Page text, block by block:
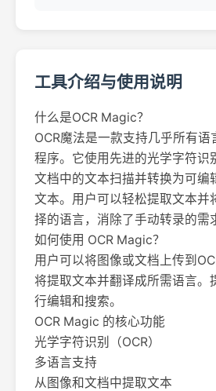
工具介绍与使用说明
什么是OCR Magic？
OCR魔法是一款支持几乎所有语
程序。它使用先进的光学字符识
文档中的文本扫描并转换为可编
文本。用户可以轻松提取文本并
择的语言，消除了手动转录的需
如何使用 OCR Magic？
用户可以将图像或文档上传到
将提取文本并翻译成所需语言。
行编辑和搜索。
OCR Magic 的核心功能
光学字符识别（OCR）
多语言支持
从图像和文档中提取文本